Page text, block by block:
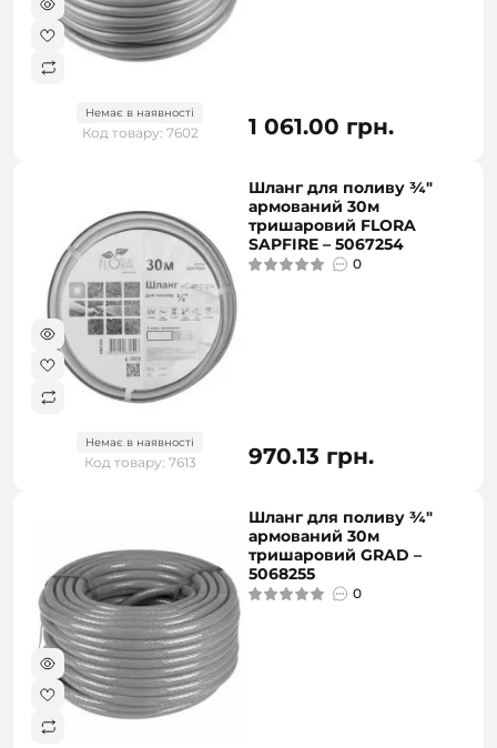
Немає в наявності
Код товару: 7602 1 061.00 грн.
Немає в наявності
Код товару: 7613
Шланг для поливу ¾"
армований 30м
тришаровий FLORA
SAPFIRE – 5067254
0
970.13 грн.
Шланг для поливу ¾"
армований 30м
тришаровий GRAD –
5068255
0